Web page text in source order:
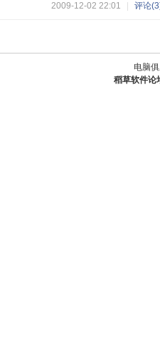
2009-12-02 22:01
评论
电脑
稻草软件论